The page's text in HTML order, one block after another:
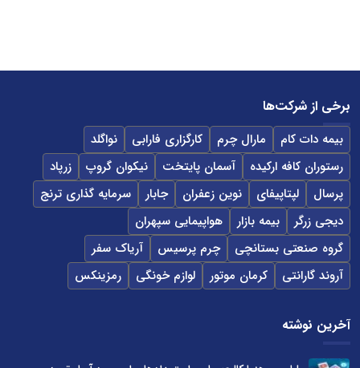
برخی از شرکت‌ها
بیمه دات کام مارال چرم کارگزاری فارابی
نواگلد
رستوران کافه ارکیده
آسمان پایتخت نیکوان گروپ
زرپاد
پرسال
لپتاپیفای نوین زعفران جابار
سرمایه گذاری ترنج
دیجی زرگر
بیمه بازار
هواپیمایی سپهران
گروه صنعتی بستانچی
چرم پرسیس
آریاک سفر
آروند گارانتی
کرمان موتور لوازم خونگی رمزینکس
آخرین نوشته